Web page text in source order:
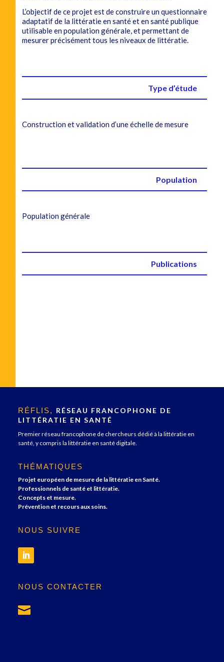
L’objectif de ce projet est de construire un questionnaire
adaptatif de la littératie en santé et en santé publique
utilisable en population générale, et permettant de
mesurer précisément tous les niveaux de littératie.
Type d’étude
Construction et validation d’une échelle de mesure
Population
Population générale
Publications
RÉFLIS, RÉSEAU FRANCOPHONE DE
LITTÉRATIE EN SANTÉ
Premier réseau francophone de chercheurs dédié à la littératie en
santé, y compris la littératie en santé digitale.
THÉMATIQUES
Projet européen de mesure de la littératie en Santé.
Professionnels de santé et littératie.
Concepts et mesure.
Prévention et recours aux soins.
NOUS SUIVRE
NOUS CONTACTER
